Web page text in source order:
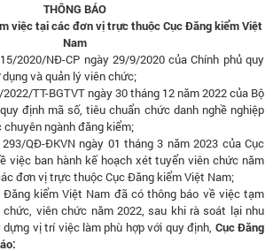
THÔNG BÁO
việc tại các đơn vị trực thuộc Cục Đăng kiểm Việt
Nam
2020/NĐ-CP ngày 29/9/2020 của Chính phủ quy
và quản lý viên chức;
TT-BGTVT ngày 30 tháng 12 năm 2022 của Bộ
định mã số, tiêu chuẩn chức danh nghề nghiệp
ngành đăng kiểm;
QĐ-ĐKVN ngày 01 tháng 3 năm 2023 của Cục
việc ban hành kế hoạch xét tuyển viên chức năm
đơn vị trực thuộc Cục Đăng kiểm Việt Nam;
Đăng kiểm Việt Nam đã có thông báo về việc tạm
chức, viên chức năm 2022, sau khi rà soát lại nhu
vị trí việc làm phù hợp với quy định, Cục Đăng